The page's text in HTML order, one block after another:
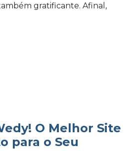
gratificante. Afinal,
O Melhor Site
para o Seu